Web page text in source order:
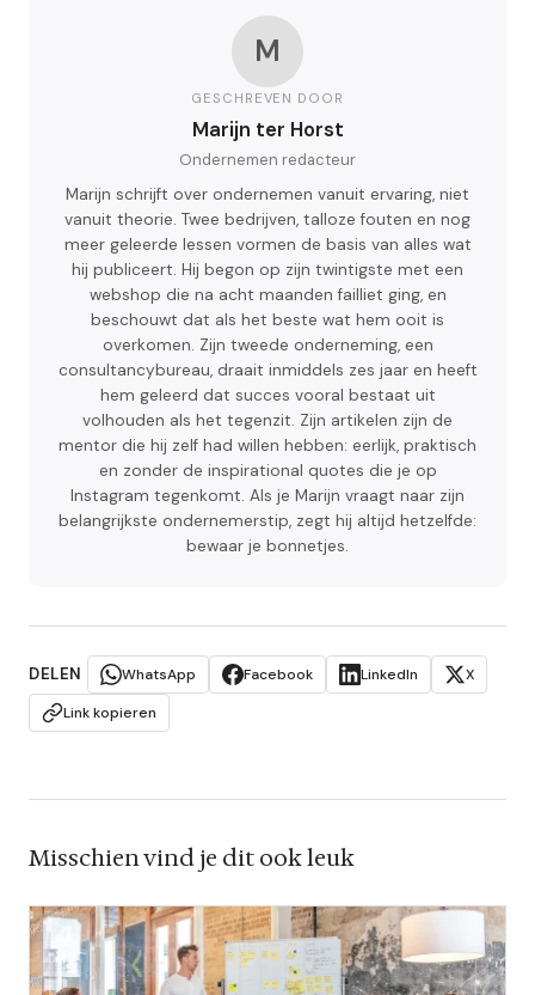
M
GESCHREVEN DOOR
Marijn ter Horst
Ondernemen redacteur
Marijn schrijft over ondernemen vanuit ervaring, niet
vanuit theorie. Twee bedrijven, talloze fouten en nog
meer geleerde lessen vormen de basis van alles wat
hij publiceert. Hij begon op zijn twintigste met een
webshop die na acht maanden failliet ging, en
beschouwt dat als het beste wat hem ooit is
overkomen. Zijn tweede onderneming, een
consultancybureau, draait inmiddels zes jaar en heeft
hem geleerd dat succes vooral bestaat uit
volhouden als het tegenzit. Zijn artikelen zijn de
mentor die hij zelf had willen hebben: eerlijk, praktisch
en zonder de inspirational quotes die je op
Instagram tegenkomt. Als je Marijn vraagt naar zijn
belangrijkste ondernemerstip, zegt hij altijd hetzelfde:
bewaar je bonnetjes.
DELEN WhatsApp Facebook LinkedIn
X
Link kopieren
Misschien vind je dit ook leuk